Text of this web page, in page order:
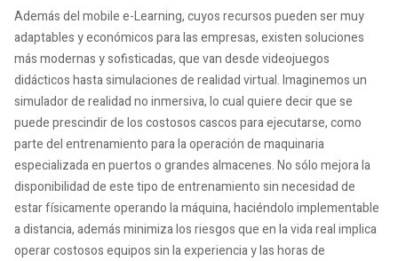
Además del mobile e-Learning, cuyos recursos pueden ser muy
adaptables y económicos para las empresas, existen soluciones
más modernas y sofisticadas, que van desde videojuegos
didácticos hasta simulaciones de realidad virtual. Imaginemos un
simulador de realidad no inmersiva, lo cual quiere decir que se
puede prescindir de los costosos cascos para ejecutarse, como
parte del entrenamiento para la operación de maquinaria
especializada en puertos o grandes almacenes. No sólo mejora la
disponibilidad de este tipo de entrenamiento sin necesidad de
estar físicamente operando la máquina, haciéndolo implementable
a distancia, además minimiza los riesgos que en la vida real implica
operar costosos equipos sin la experiencia y las horas de